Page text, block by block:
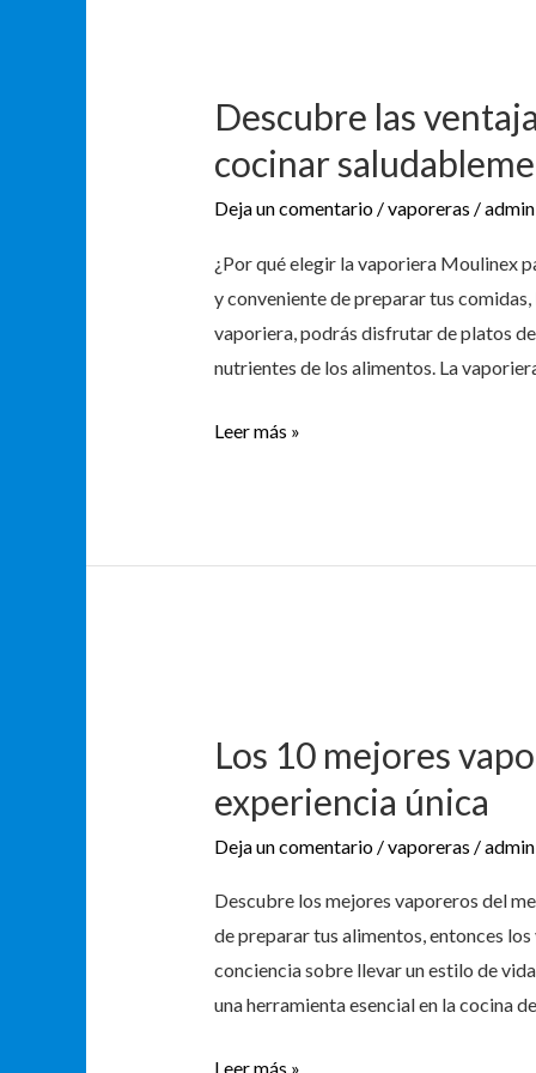
Descubre las
cocinar
Deja un comentario /vaporeras /admin
¿Por qué elegir la vaporiera Moulinex
y conveniente de preparar tus
vaporiera, podrás disfrutar de platos
nutrientes de los alimentos. La
Leer más »
Los 10 mejores
experiencia única
Deja un comentario /vaporeras /admin
Descubre los mejores vaporeros del
de preparar tus alimentos, entonces
conciencia sobre llevar un estilo de
una herramienta esencial en la cocina
mejores
disfrutar
de
una
experiencia
única
Leer más »